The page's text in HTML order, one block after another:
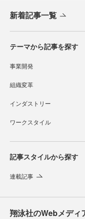
新着記事一覧
テーマから記事を探す
事業開発
組織変革
インダストリー
ワークスタイル
記事スタイルから探す
連載記事
翔泳社のWebメディ